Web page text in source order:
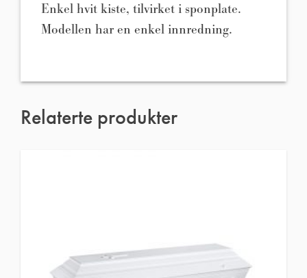
Enkel hvit kiste, tilvirket i sponplate.
Modellen har en enkel innredning.
Relaterte produkter